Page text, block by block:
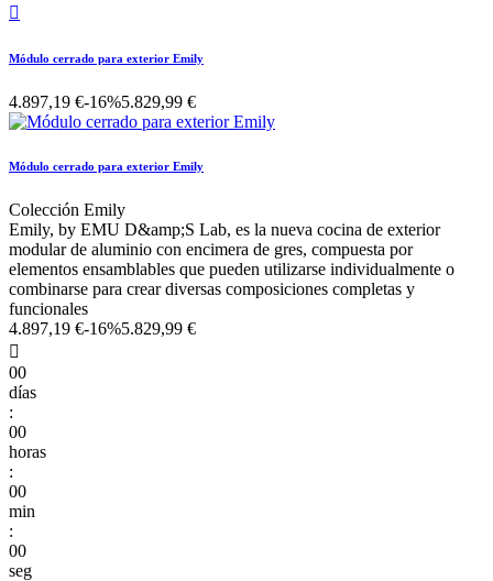

Módulo cerrado para exterior Emily
4.897,19 €-16%5.829,99 €
Módulo cerrado para exterior Emily
Colección Emily
Emily, by EMU D&amp;S Lab, es la nueva cocina de exterior
modular de aluminio con encimera de gres, compuesta por
elementos ensamblables que pueden utilizarse individualmente o
combinarse para crear diversas composiciones completas y
funcionales
4.897,19 €-16%5.829,99 €

00
días
:
00
horas
:
00
min
:
00
seg